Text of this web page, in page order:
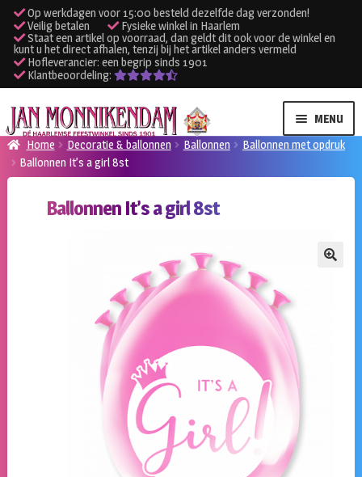
Op werkdagen voor 15:00 besteld dezelfde dag verzonden!
Veilig betalen
Fysieke winkel in Haarlem
Staat een artikel op voorraad, dan geldt dit ook voor de winkel en
kunt u het direct afhalen, tenzij bij het artikel anders vermeld
Hofleverancier: een begrip sinds 1901
Klantbeoordeling:
Ga
door
naar
navigatie
Ga
naar
de
inhoud
MENU
Verhuur kleding
Verhuur apparatuur
Klantenservice
Home Decoratie & ballonnen Ballonnen
Ballonnen met opdruk
Ballonnen It’s a girl 8st
Ballonnen It’s a girl 8st